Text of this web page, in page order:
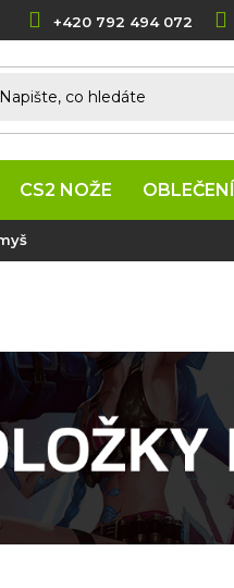
+420 792 494 072
CS2 NOŽE OBLEČENÍ